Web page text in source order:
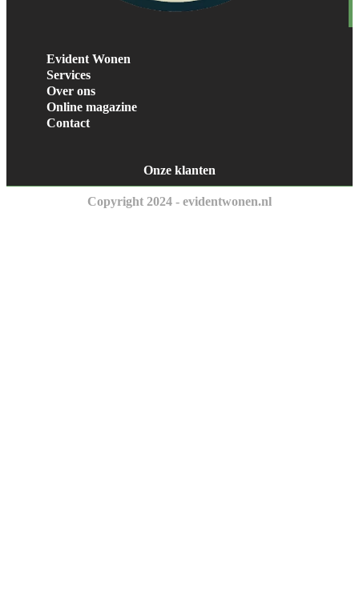
Evident Wonen
Services
Over ons
Online magazine
Contact
Onze klanten
Copyright 2024 - evidentwonen.nl